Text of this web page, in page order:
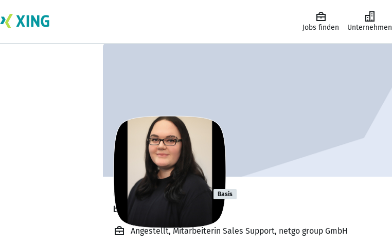
Jobs finden Unternehmen
Carina Röchter Basis
bildet sich zurzeit weiter. 🎓
Angestellt, Mitarbeiterin Sales Support, netgo group GmbH